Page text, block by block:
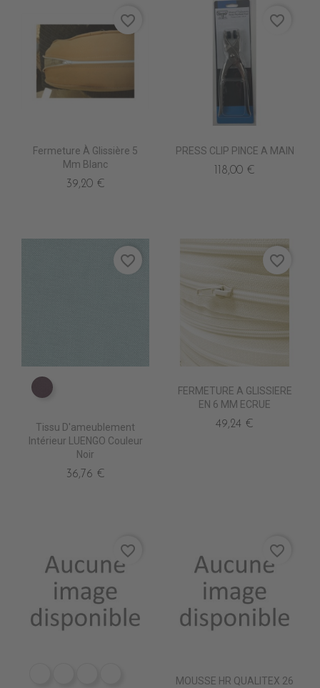
Fermeture À Glissière 5
Mm Blanc
39,20 €
favorite_border
PRESS CLIP PINCE A MAIN
118,00 €
favorite_border
TA5210 AUBERGINE
Tissu D'ameublement
Intérieur LUENGO Couleur
Noir
36,76 €
favorite_border
FERMETURE A GLISSIERE
EN 6 MM ECRUE
49,24 €
favorite_border
PP0601 BLACK
favorite_border
MOUSSE HR QUALITEX 26
favorite_border